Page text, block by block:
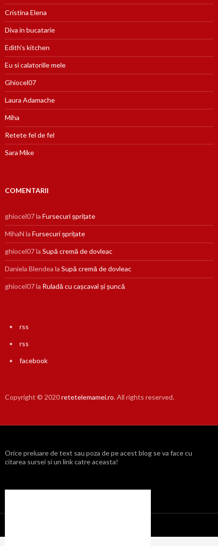
Cristina Elena
Diva in bucatarie
Edith's kitchen
Eu si calatoriile mele
Ghiocel07
Laura Adamache
Miha
Retete fel de fel
Sara Mike
COMENTARII
ghiocel07la Fursecuri șprițate
MihaN la Fursecuri șprițate
ghiocel07la Supă cremă de dovleac
Daniela Blendea la Supă cremă de dovleac
ghiocel07la Ruladă cu cașcaval și șuncă
rss
rss
facebook
Copyright © 2020retetelemamei.ro. All rights reserved.
Orice preluare de text sau poza de pe acest blog se va face cu
citarea sursei si un link catre aceasta!